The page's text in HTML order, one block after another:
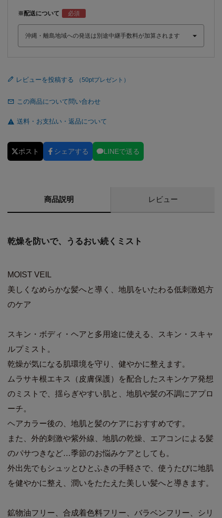
※配送について
レビューを投稿する
この商品について問い合わせ
送料・お支払い・返品について
ポスト シェアする LINEで送る
商品説明 レビュー
乾燥を防いで、うるおい続くミスト
MOIST VEIL
美しくなめらかな髪へと導く、地肌をいたわる低刺激処方
のケア
スキン・ボディ・ヘアと多用途に使える、スキン・スキャ
ルプミスト。
乾燥が気になる肌環境を守り、健やかに整えます。
ムラサキ根エキス（皮膚保護）を配合したスキンケア発想
のミストで、揺らぎやすい肌と、地肌や髪の不調にアプロ
ーチ。
ヘアカラー後の、地肌と髪のケアにおすすめです。
また、外的刺激や紫外線、地肌の乾燥、エアコンによる髪
のパサつきなど…季節のお悩みケアとしても。
外出先でもシュッとひとふきの手軽さで、使うたびに地肌
を健やかに整え、潤いをたたえた美しい髪へと導きます。
鉱物油フリー、合成着色料フリー、バラベンフリー、シリ